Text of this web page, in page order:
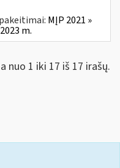
MĮP 2021 »
m.
nuo 1 iki 17 iš 17 irašų.